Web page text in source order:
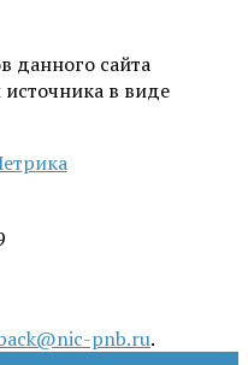
данного сайта
источника в виде
pnb.ru.